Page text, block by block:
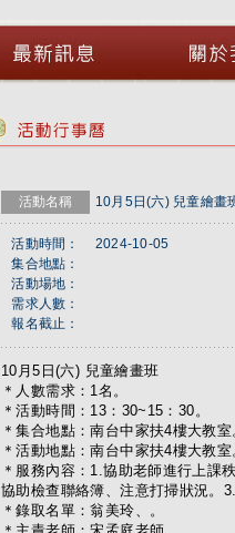
活動名稱 10月5日(六) 兒童繪畫
活動時間：
2024-10-05
集合地點：
活動場地：
需求人數：
報名截止：
10月5日(六) 兒童繪畫班
＊人數需求：1名。
＊活動時間：13：30~15：30。
＊集合地點：南台中家扶4樓大教室
＊活動地點：南台中家扶4樓大教室
＊服務內容：1.協助老師進行上課
協助檢查聯絡簿、注意打掃狀況。
＊錄取名單：翁美玲、。